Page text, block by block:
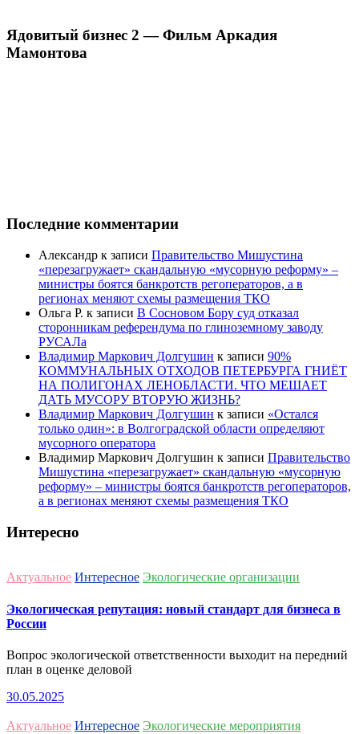
Ядовитый бизнес 2 — Фильм Аркадия
Мамонтова
Последние комментарии
Александр к записи Правительство Мишустина
«перезагружает» скандальную «мусорную реформу» –
министры боятся банкротств регоператоров, а в
регионах меняют схемы размещения ТКО
Ольга Р. к записи В Сосновом Бору суд отказал
сторонникам референдума по глиноземному заводу
РУСАЛа
Владимир Маркович Долгушин к записи 90%
КОММУНАЛЬНЫХ ОТХОДОВ ПЕТЕРБУРГА ГНИЁТ
НА ПОЛИГОНАХ ЛЕНОБЛАСТИ. ЧТО МЕШАЕТ
ДАТЬ МУСОРУ ВТОРУЮ ЖИЗНЬ?
Владимир Маркович Долгушин к записи «Остался
только один»: в Волгоградской области определяют
мусорного оператора
Владимир Маркович Долгушин к записи Правительство
Мишустина «перезагружает» скандальную «мусорную
реформу» – министры боятся банкротств регоператоров,
а в регионах меняют схемы размещения ТКО
Интересно
Актуальное Интересное Экологические организации
Экологическая репутация: новый стандарт для бизнеса в
России
Вопрос экологической ответственности выходит на передний
план в оценке деловой
30.05.2025
Актуальное Интересное Экологические мероприятия